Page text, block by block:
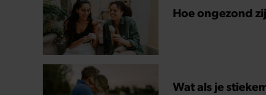
Hoe ongezond
Wat als je